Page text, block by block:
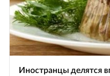
Иностранцы делятся